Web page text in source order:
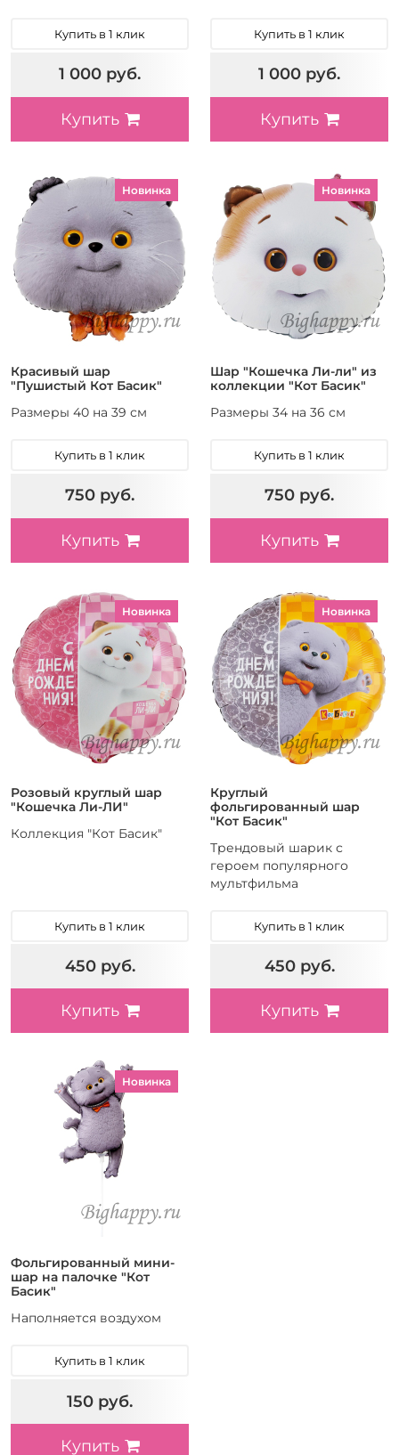
Купить в 1 клик
1 000 руб.
Купить
Купить в 1 клик
1 000 руб.
Купить
Новинка
Красивый шар
"Пушистый Кот Басик"
Размеры 40 на 39 см
Купить в 1 клик
750 руб.
Купить
Новинка
Шар "Кошечка Ли-ли" из
коллекции "Кот Басик"
Размеры 34 на 36 см
Купить в 1 клик
750 руб.
Купить
Новинка
Розовый круглый шар
"Кошечка Ли-ЛИ"
Коллекция "Кот Басик"
Купить в 1 клик
450 руб.
Купить
Новинка
Круглый
фольгированный шар
"Кот Басик"
Трендовый шарик с
героем популярного
мультфильма
Купить в 1 клик
450 руб.
Купить
Новинка
Фольгированный мини-
шар на палочке "Кот
Басик"
Наполняется воздухом
Купить в 1 клик
150 руб.
Купить